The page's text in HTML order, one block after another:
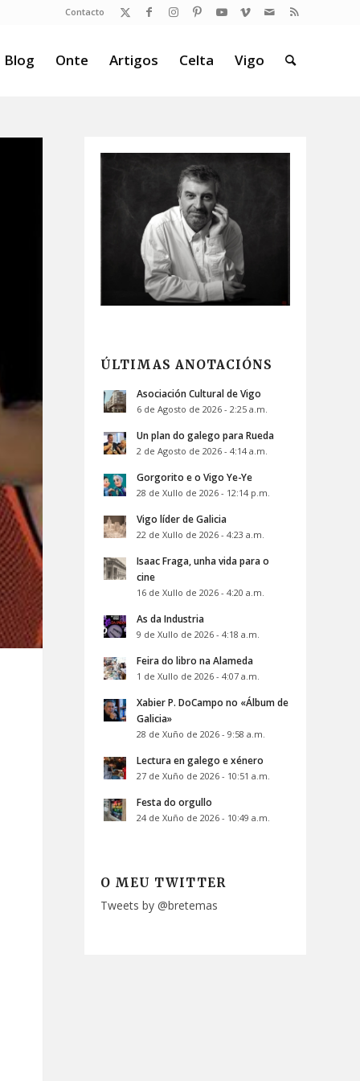
Contacto
Blog Onte Artigos Celta Vigo
ÚLTIMAS ANOTACIÓNS
Asociación Cultural de Vigo
6 de Agosto de 2026 - 2:25 a.m.
Un plan do galego para Rueda
2 de Agosto de 2026 - 4:14 a.m.
Gorgorito e o Vigo Ye-Ye
28 de Xullo de 2026 - 12:14 p.m.
Vigo líder de Galicia
22 de Xullo de 2026 - 4:23 a.m.
Isaac Fraga, unha vida para o
cine
16 de Xullo de 2026 - 4:20 a.m.
As da Industria
9 de Xullo de 2026 - 4:18 a.m.
Feira do libro na Alameda
1 de Xullo de 2026 - 4:07 a.m.
Xabier P. DoCampo no «Álbum de
Galicia»
28 de Xuño de 2026 - 9:58 a.m.
Lectura en galego e xénero
27 de Xuño de 2026 - 10:51 a.m.
Festa do orgullo
24 de Xuño de 2026 - 10:49 a.m.
O MEU TWITTER
Tweets by @bretemas